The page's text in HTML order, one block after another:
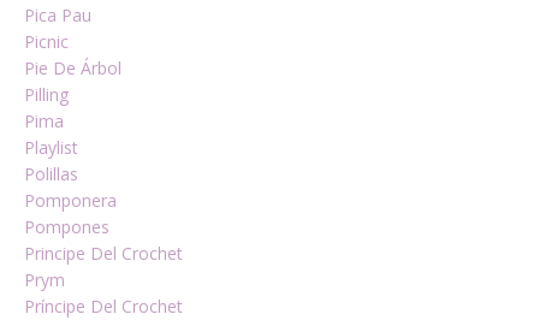
Pica Pau
Picnic
Pie De Árbol
Pilling
Pima
Playlist
Polillas
Pomponera
Pompones
Principe Del Crochet
Prym
Príncipe Del Crochet